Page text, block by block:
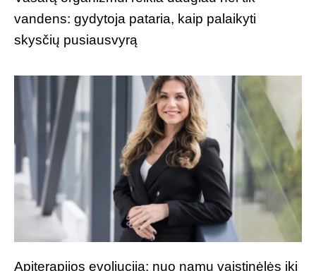
vandens: gydytoja pataria, kaip palaikyti
skysčių pusiausvyrą
Apiterapijos evoliucija: nuo namų vaistinėlės iki